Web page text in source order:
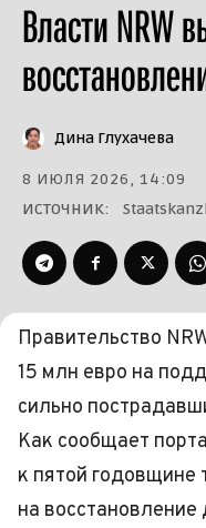
Власти NRW
Дина Глухачева
8 ИЮЛЯ 2026, 14:09
ИСТОЧНИК:
Правительство
15 млн евро на
сильно
Как сообщает
к пятой годовщине
на